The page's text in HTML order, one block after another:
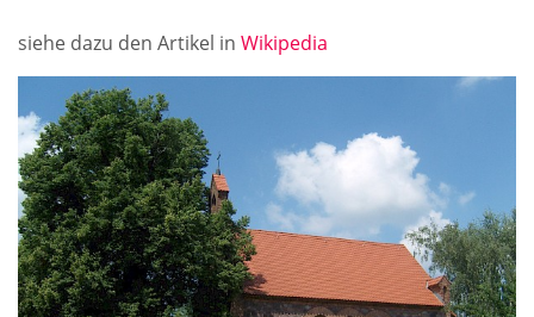
siehe dazu den Artikel in Wikipedia